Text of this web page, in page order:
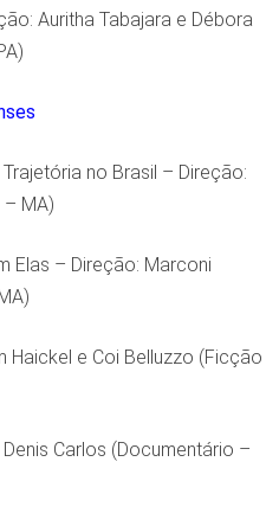
Auritha Tabajara e Débora
no Brasil – Direção:
MA)
Elas – Direção: Marconi
Haickel e Coi Belluzzo (Ficção
Carlos (Documentário –